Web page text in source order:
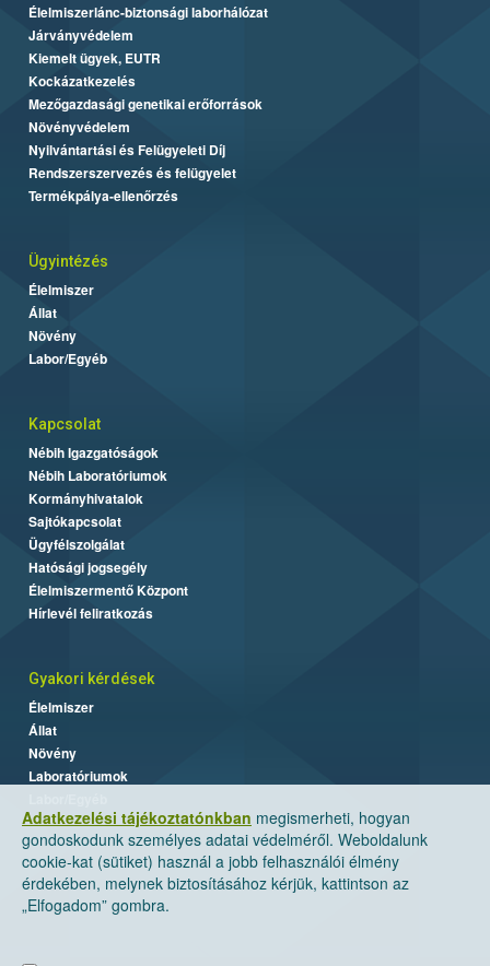
Adatkezelési tájékoztatónkban megismerheti, hogyan
gondoskodunk személyes adatai védelméről. Weboldalunk
cookie-kat (sütiket) használ a jobb felhasználói élmény
érdekében, melynek biztosításához kérjük, kattintson az
„Elfogadom” gombra.
Élelmiszerlánc-biztonsági laborhálózat
Járványvédelem
Kiemelt ügyek, EUTR
Kockázatkezelés
Mezőgazdasági genetikai erőforrások
Növényvédelem
Nyilvántartási és Felügyeleti Díj
Rendszerszervezés és felügyelet
Termékpálya-ellenőrzés
Ügyintézés
Élelmiszer
Állat
Növény
Labor/Egyéb
Kapcsolat
Nébih Igazgatóságok
Nébih Laboratóriumok
Kormányhivatalok
Sajtókapcsolat
Ügyfélszolgálat
Hatósági jogsegély
Élelmiszermentő Központ
Hírlevél feliratkozás
Gyakori kérdések
Élelmiszer
Állat
Növény
Laboratóriumok